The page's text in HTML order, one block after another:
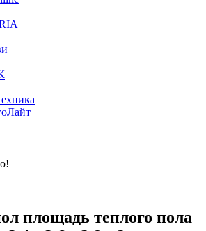
площадь теплого пола